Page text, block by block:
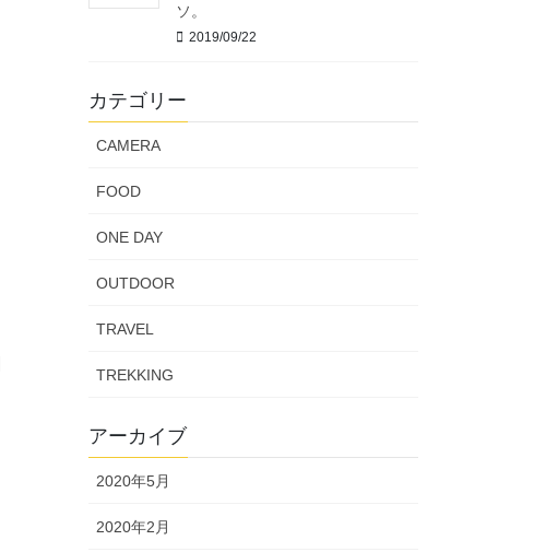
ソ。
2019/09/22
カテゴリー
CAMERA
FOOD
ONE DAY
OUTDOOR
TRAVEL
TREKKING
アーカイブ
2020年5月
2020年2月